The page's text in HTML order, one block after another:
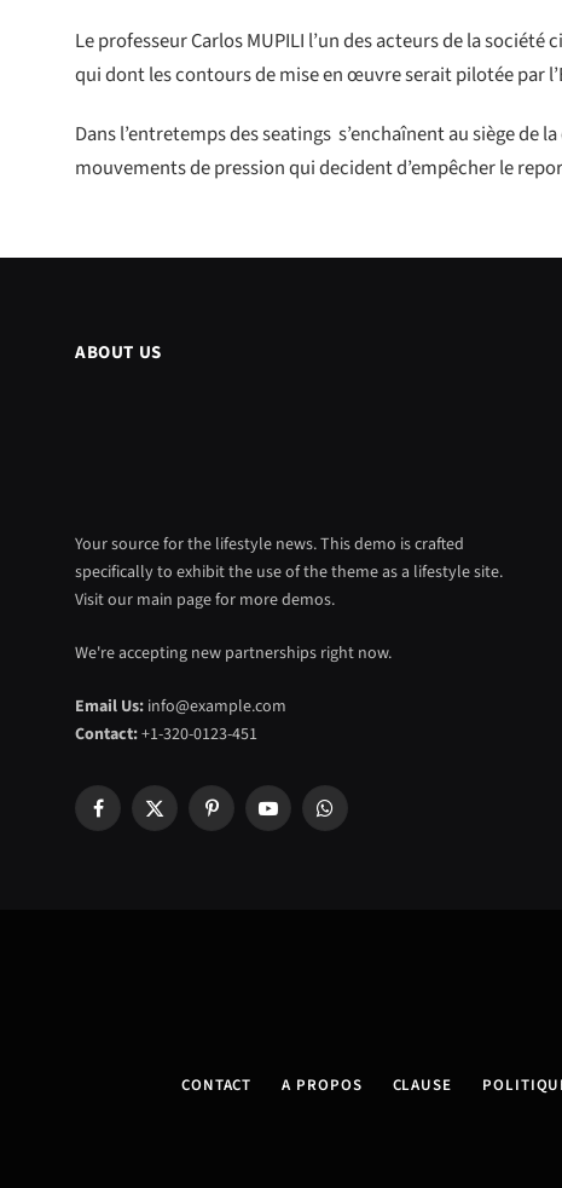
Le professeur Carlos MUPILI l’un des acteurs de la
qui dont les contours de mise en œuvre serait pilotée par
Dans l’entretemps des seatings s’enchaînent au siège de
mouvements de pression qui decident d’empêcher le
ABOUT US
Your source for the lifestyle news. This demo is crafted
specifically to exhibit the use of the theme as a lifestyle site.
Visit our main page for more demos.
We're accepting new partnerships right now.
Email Us: info@example.com
Contact:+1-320-0123-451
Facebook
X
PinterestYouTubeWhatsApp
CONTACT A PROPOS CLAUSE